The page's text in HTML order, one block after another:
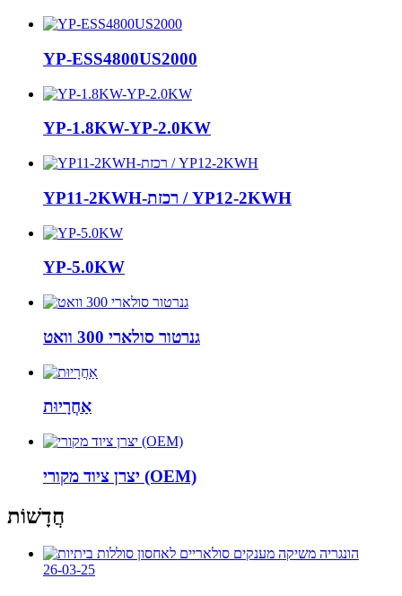
YP-ESS4800US2000
YP-1.8KW-YP-2.0KW
YP11-2KWH-רכזת / YP12-2KWH
YP-5.0KW
גנרטור סולארי 300 וואט
אַחֲרָיוּת
יצרן ציוד מקורי (OEM)
חֲדָשׁוֹת
26-03-25